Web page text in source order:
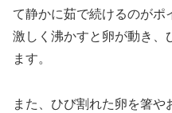
て静かに茹で続けるのがポ
激しく沸かすと卵が動き、
ます。
また、ひび割れた卵を箸